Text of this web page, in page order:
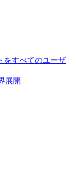
をすべてのユーザ
展開